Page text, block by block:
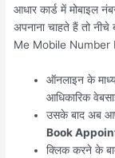
आधार कार्ड में मोबाइल
अपनाना चाहते हैं तो
Me Mobile Number
ऑनलाइन के
आधिकारिक
उसके बाद अब
Book
क्लिक करने के